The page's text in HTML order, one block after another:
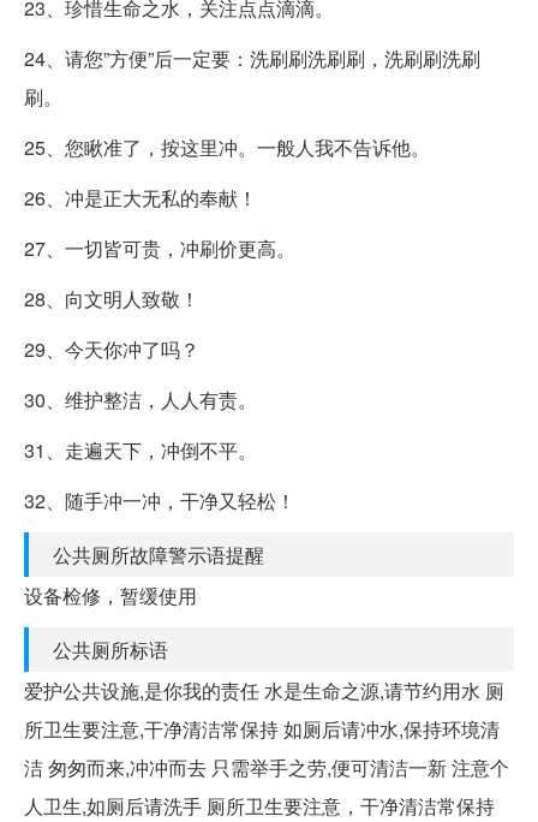
23、珍惜生命之水，关注点点滴滴。
24、请您”方便”后一定要：洗刷刷洗刷刷，洗刷刷洗刷
刷。
25、您瞅准了，按这里冲。一般人我不告诉他。
26、冲是正大无私的奉献！
27、一切皆可贵，冲刷价更高。
28、向文明人致敬！
29、今天你冲了吗？
30、维护整洁，人人有责。
31、走遍天下，冲倒不平。
32、随手冲一冲，干净又轻松！
公共厕所故障警示语提醒
设备检修，暂缓使用
公共厕所标语
爱护公共设施,是你我的责任 水是生命之源,请节约用水 厕
所卫生要注意,干净清洁常保持 如厕后请冲水,保持环境清
洁 匆匆而来,冲冲而去 只需举手之劳,便可清洁一新 注意个
人卫生,如厕后请洗手 厕所卫生要注意，干净清洁常保持